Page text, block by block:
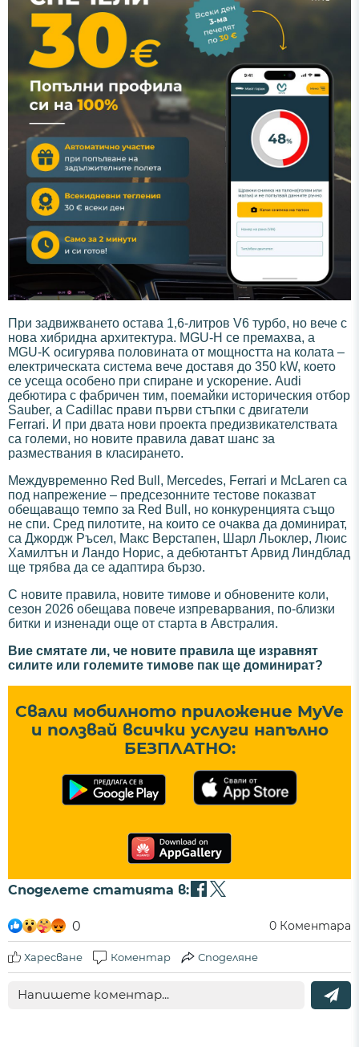
При задвижването остава 1,6-литров V6 турбо, но вече с
нова хибридна архитектура. MGU-H се премахва, а
MGU-K осигурява половината от мощността на колата –
електрическата система вече доставя до 350 kW, което
се усеща особено при спиране и ускорение. Audi
дебютира с фабричен тим, поемайки историческия отбор
Sauber, а Cadillac прави първи стъпки с двигатели
Ferrari. И при двата нови проекта предизвикателствата
са големи, но новите правила дават шанс за
размествания в класирането.
Междувременно Red Bull, Mercedes, Ferrari и McLaren са
под напрежение – предсезонните тестове показват
обещаващо темпо за Red Bull, но конкуренцията също
не спи. Сред пилотите, на които се очаква да доминират,
са Джордж Ръсел, Макс Верстапен, Шарл Льоклер, Люис
Хамилтън и Ландо Норис, а дебютантът Арвид Линдблад
ще трябва да се адаптира бързо.
С новите правила, новите тимове и обновените коли,
сезон 2026 обещава повече изпреварвания, по-близки
битки и изненади още от старта в Австралия.
Вие смятате ли, че новите правила ще изравнят
силите или големите тимове пак ще доминират?
Свали мобилното приложение MyVe
и ползвай всички услуги напълно
БЕЗПЛАТНО:
Споделете статията в:
0 0 Коментара
Харесване Коментар Споделяне